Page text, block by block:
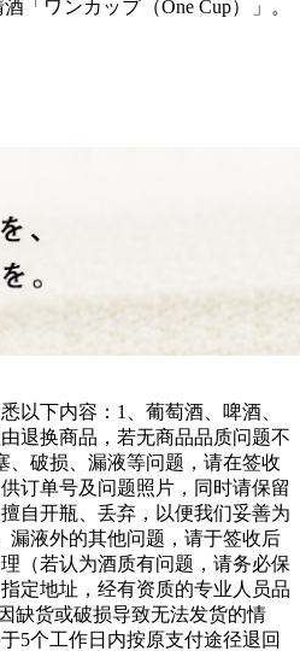
「ワンカップ（One Cup）」。
以下内容： 1、葡萄酒、啤酒、
退换商品，若无商品品质问题不
、破损、漏液等问题，请在签收
订单号及问题照片，同时请保留
自开瓶、丢弃，以便我们妥善为
漏液外的其他问题，请于签收后
（若认为酒质有问题，请务必保
定地址，经有资质的专业人员品
缺货或破损导致无法发货的情
5个工作日内按原支付途径退回